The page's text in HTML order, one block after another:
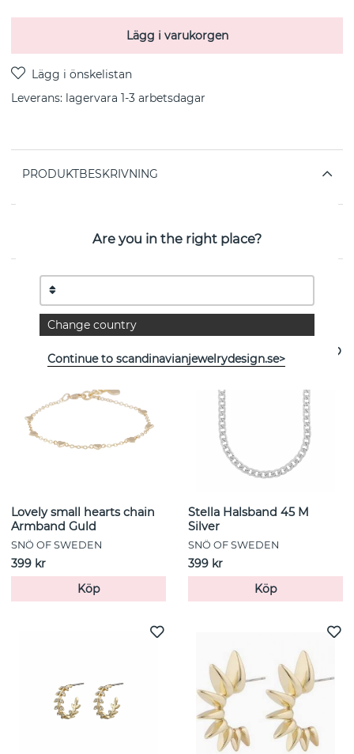
Lägg i varukorgen
Leverans: lagervara 1-3 arbetsdagar
PRODUKTBESKRIVNING
Se fler varor
Lovely small hearts chain
Armband Guld
SNÖ OF SWEDEN
399 kr
Köp
Stella Halsband 45 M
Silver
SNÖ OF SWEDEN
399 kr
Köp
Are you in the right place?
Change country
Continue to scandinavianjewelrydesign.se>